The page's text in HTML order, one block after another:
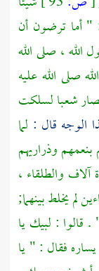
" أما ترضون أن
الله ، صلى الله
صلى الله عليه
شعبا لسلكت
الوجه قال : لما
وذراريهم
والطلقاء ،
لم يخلط بينهما;
قالوا : لبيك يا
فقال : " يا